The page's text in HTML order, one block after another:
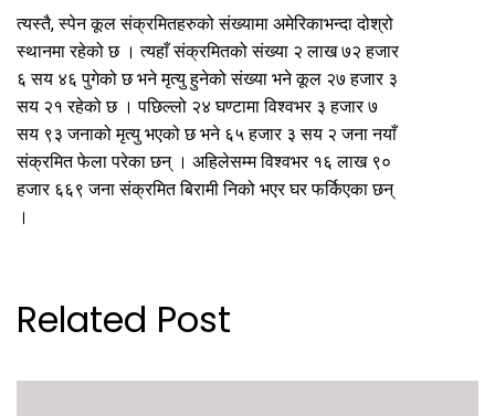
त्यस्तै, स्पेन कूल संक्रमितहरुको संख्यामा अमेरिकाभन्दा दोश्रो
स्थानमा रहेको छ । त्यहाँ संक्रमितको संख्या २ लाख ७२ हजार
६ सय ४६ पुगेको छ भने मृत्यु हुनेको संख्या भने कूल २७ हजार ३
सय २१ रहेको छ । पछिल्लो २४ घण्टामा विश्वभर ३ हजार ७
सय ९३ जनाको मृत्यु भएको छ भने ६५ हजार ३ सय २ जना नयाँ
संक्रमित फेला परेका छन् । अहिलेसम्म विश्वभर १६ लाख ९०
हजार ६६९ जना संक्रमित बिरामी निको भएर घर फर्किएका छन्
।
Related Post